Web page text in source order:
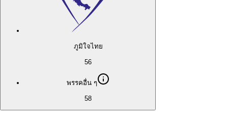
ภูมิใจไทย
56
พรรคอื่น ๆ
58